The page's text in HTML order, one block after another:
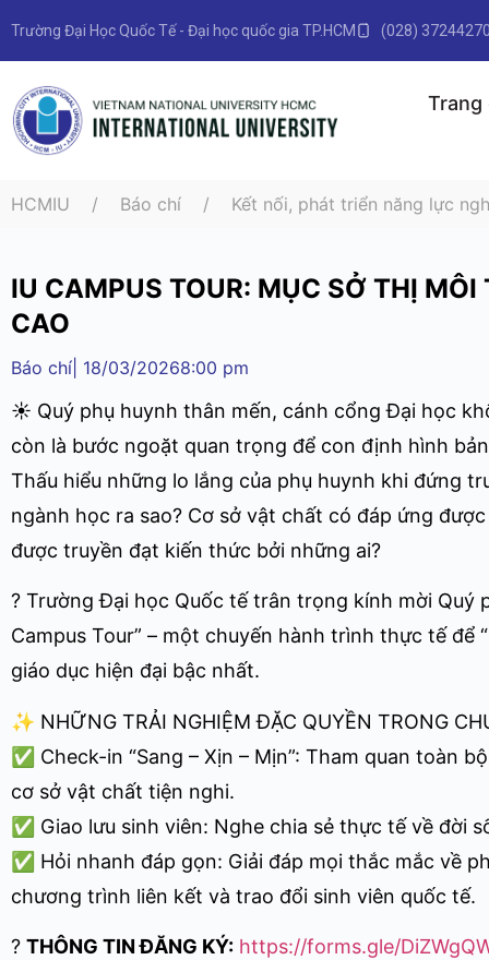
Trường Đại Học Quốc Tế - Đại học quốc gia TP.HCM (028)
Trang
HCMIU Báo chí Kết nối, phát triển năng lực
IU CAMPUS TOUR: MỤC SỞ THỊ
CAO
Báo chí 18/03/20268:00 pm
☀ Quý phụ huynh thân mến, cánh cổng Đại học
còn là bước ngoặt quan trọng để con định hình
Thấu hiểu những lo lắng của phụ huynh khi đứng
ngành học ra sao? Cơ sở vật chất có đáp ứng
được truyền đạt kiến thức bởi những ai?
? Trường Đại học Quốc tế trân trọng kính mời Quý
Campus Tour” – một chuyến hành trình thực tế để
giáo dục hiện đại bậc nhất.
✨ NHỮNG TRẢI NGHIỆM ĐẶC QUYỀN TRONG
✅ Check-in “Sang – Xịn – Mịn”: Tham quan toàn
cơ sở vật chất tiện nghi.
✅ Giao lưu sinh viên: Nghe chia sẻ thực tế về đời
✅ Hỏi nhanh đáp gọn: Giải đáp mọi thắc mắc về
chương trình liên kết và trao đổi sinh viên quốc tế.
? THÔNG TIN ĐĂNG KÝ: https://forms.gle/